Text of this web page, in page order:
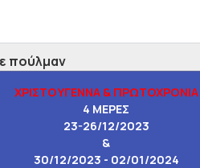
πούλμαν
ΧΡΙΣΤΟΥΓΕΝΝΑ & ΠΡΩΤΟΧΡΟΝΙΑ
4 ΜΕΡΕΣ
23-26/12/2023
&
30/12/2023 - 02/01/2024